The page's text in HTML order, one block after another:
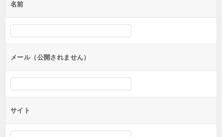
ー
シ
ン
名前
メール（公開されません）
サイト